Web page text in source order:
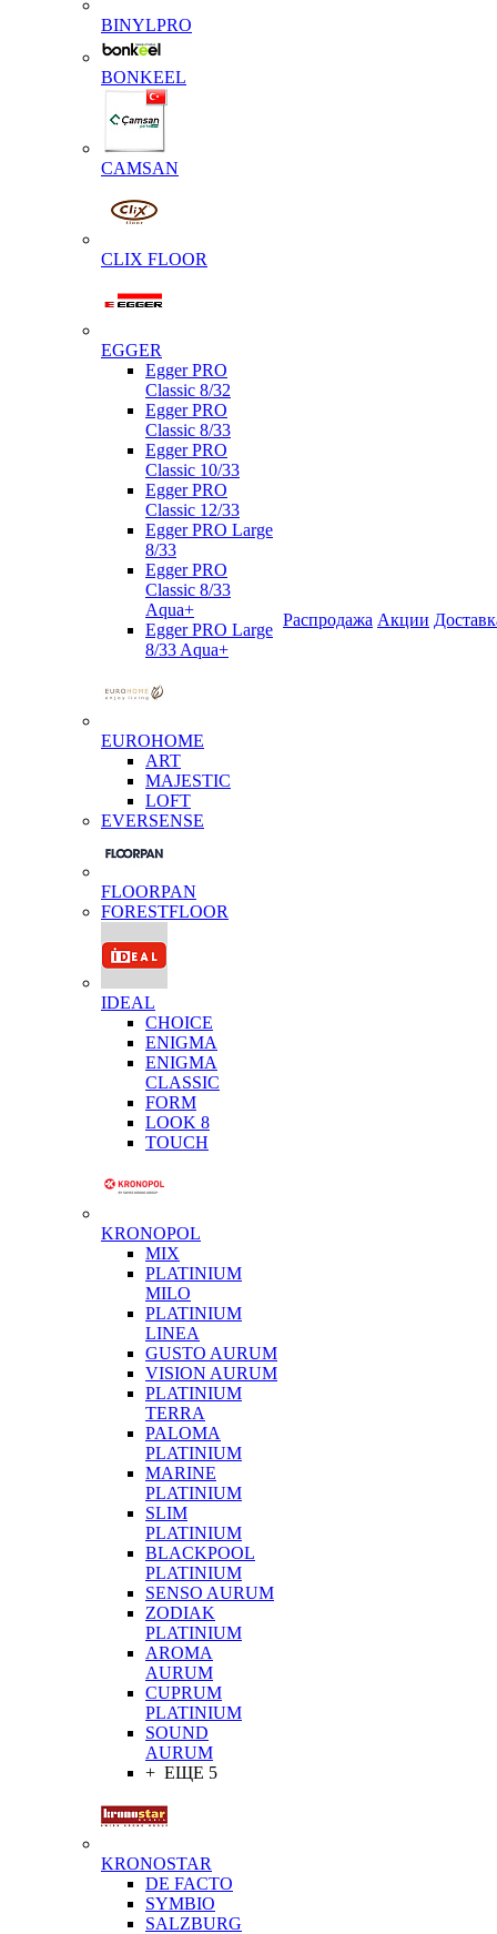
BINYLPRO
BONKEEL
CAMSAN
CLIX FLOOR
EGGER
Egger PRO
Classic 8/32
Egger PRO
Classic 8/33
Egger PRO
Classic 10/33
Egger PRO
Classic 12/33
Egger PRO Large
8/33
Egger PRO
Classic 8/33
Aqua+
Egger PRO Large
8/33 Aqua+
EUROHOME
ART
MAJESTIC
LOFT
EVERSENSE
FLOORPAN
FORESTFLOOR
IDEAL
CHOICE
ENIGMA
ENIGMA
CLASSIC
FORM
LOOK 8
TOUCH
KRONOPOL
MIX
PLATINIUM
MILO
PLATINIUM
LINEA
GUSTO AURUM
VISION AURUM
PLATINIUM
TERRA
PALOMA
PLATINIUM
MARINE
PLATINIUM
SLIM
PLATINIUM
BLACKPOOL
PLATINIUM
SENSO AURUM
ZODIAK
PLATINIUM
AROMA
AURUM
CUPRUM
PLATINIUM
SOUND
AURUM
+ ЕЩЕ 5
KRONOSTAR
DE FACTO
SYMBIO
SALZBURG
Распродажа Акции